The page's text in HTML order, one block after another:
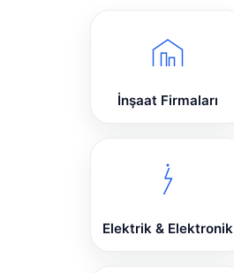
İnşaat Firmaları
Elektrik & Elektronik